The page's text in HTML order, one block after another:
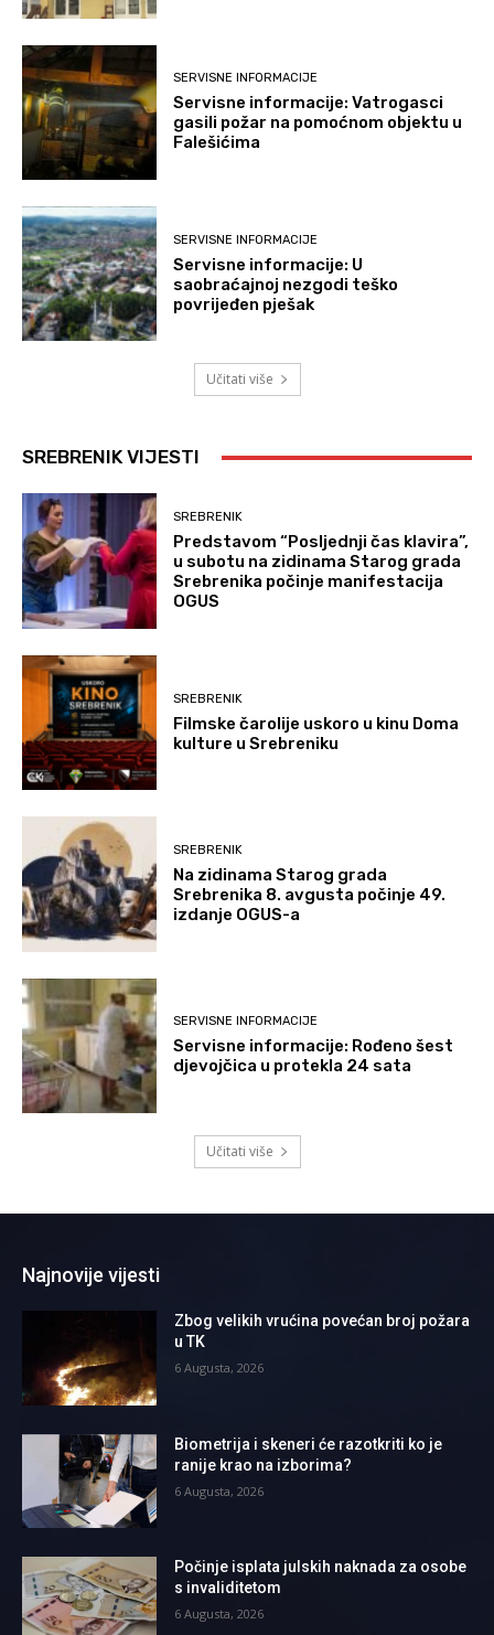
SERVISNE INFORMACIJE
Servisne informacije: Vatrogasci
gasili požar na pomoćnom objektu u
Falešićima
SERVISNE INFORMACIJE
Servisne informacije: U
saobraćajnoj nezgodi teško
povrijeđen pješak
Učitati više
SREBRENIK VIJESTI
SREBRENIK
Predstavom “Posljednji čas klavira”,
u subotu na zidinama Starog grada
Srebrenika počinje manifestacija
OGUS
SREBRENIK
Filmske čarolije uskoro u kinu Doma
kulture u Srebreniku
SREBRENIK
Na zidinama Starog grada
Srebrenika 8. avgusta počinje 49.
izdanje OGUS-a
SERVISNE INFORMACIJE
Servisne informacije: Rođeno šest
djevojčica u protekla 24 sata
Učitati više
Najnovije vijesti
Zbog velikih vrućina povećan broj požara
u TK
6 Augusta, 2026
Biometrija i skeneri će razotkriti ko je
ranije krao na izborima?
6 Augusta, 2026
Počinje isplata julskih naknada za osobe
s invaliditetom
6 Augusta, 2026